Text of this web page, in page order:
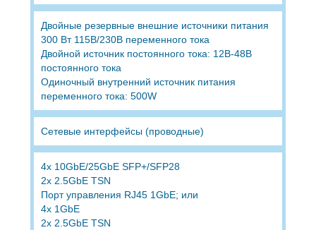
Двойные резервные внешние источники питания
300 Вт 115В/230В переменного тока
Двойной источник постоянного тока: 12В-48В
постоянного тока
Одиночный внутренний источник питания
переменного тока: 500W
Сетевые интерфейсы (проводные)
4x 10GbE/25GbE SFP+/SFP28
2x 2.5GbE TSN
Порт управления RJ45 1GbE; или
4x 1GbE
2x 2.5GbE TSN